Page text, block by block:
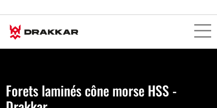
Forets laminés cône morse HSS -